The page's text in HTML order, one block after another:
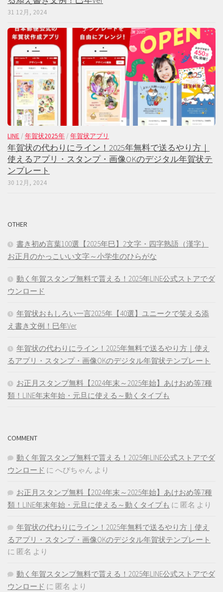
31 12月, 2024
LINE / 年賀状2025年 / 年賀状アプリ
年賀状の代わりにライン！2025年無料で送るやり方｜
使えるアプリ・スタンプ・画像OKのデジタル年賀状テ
ンプレート
30 12月, 2024
OTHER
書き初め言葉100選【2025年巳】2文字・四字熟語（漢字）
お正月のかっこいい文字～小学生のひらがな
動く年賀スタンプ無料で貰える！2025年LINE公式ストアでダ
ウンロード
年賀状おもしろい一言2025年【40選】ユニークで笑える添
え書き文例！巳年Ver
年賀状の代わりにライン！2025年無料で送るやり方｜使え
るアプリ・スタンプ・画像OKのデジタル年賀状テンプレート
お正月スタンプ無料【2024年末～2025年始】あけおめ等7種
類！LINE年末年始・元旦に使える～動くタイプも
COMMENT
動く年賀スタンプ無料で貰える！2025年LINE公式ストアでダ
ウンロード に へびちゃん より
お正月スタンプ無料【2024年末～2025年始】あけおめ等7種
類！LINE年末年始・元旦に使える～動くタイプも に 匿名 より
年賀状の代わりにライン！2025年無料で送るやり方｜使え
るアプリ・スタンプ・画像OKのデジタル年賀状テンプレート
に 匿名 より
動く年賀スタンプ無料で貰える！2025年LINE公式ストアでダ
ウンロード に 匿名 より